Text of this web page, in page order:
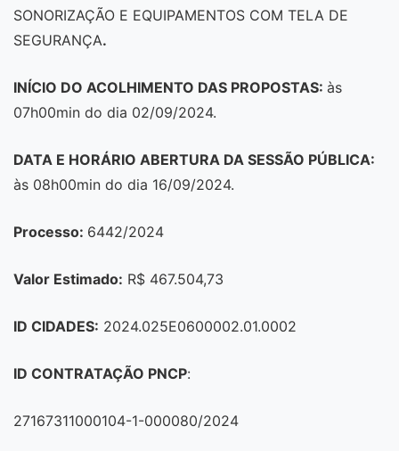
SONORIZAÇÃO E EQUIPAMENTOS COM TELA DE
SEGURANÇA.
INÍCIO DO ACOLHIMENTO DAS PROPOSTAS: às
07h00min do dia 02/09/2024.
DATA E HORÁRIO ABERTURA DA SESSÃO PÚBLICA:
às 08h00min do dia 16/09/2024.
Processo: 6442/2024
Valor Estimado: R$ 467.504,73
ID CIDADES: 2024.025E0600002.01.0002
ID CONTRATAÇÃO PNCP:
27167311000104-1-000080/2024